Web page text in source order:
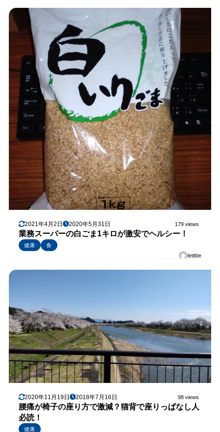
2021年4月2日 2020年5月31日 179 views
業務スーパーの白ごま1キロが激安でヘルシー！
健康
食
letitbe
2020年11月19日 2018年7月16日 98 views
腰痛が椅子の座り方で激減？猫背で座りっぱなし人
必読！
健康